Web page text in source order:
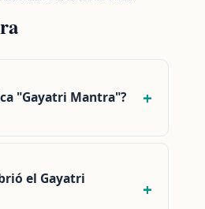
"Gayatri Mantra"?
el Gayatri